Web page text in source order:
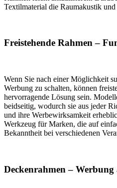
Textilmaterial die Raumakustik
Freistehende Rahmen –
Wenn Sie nach einer Möglichkeit
Werbung zu schalten, können
hervorragende Lösung sein.
beidseitig, wodurch sie aus jeder
und ihre Werbewirksamkeit
Werkzeug für Marken, die auf
Bekanntheit bei verschiedenen
Deckenrahmen –